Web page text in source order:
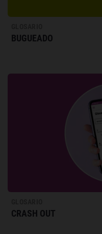
BUGUEADO
CRASH OUT